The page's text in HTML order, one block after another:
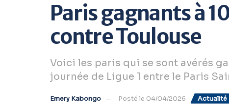
Paris gagnants à
contre Toulouse
Voici les paris qui se sont avérés
journée de Ligue 1 entre le Paris
Emery Kabongo Posté le 04/04/2026 Actualité